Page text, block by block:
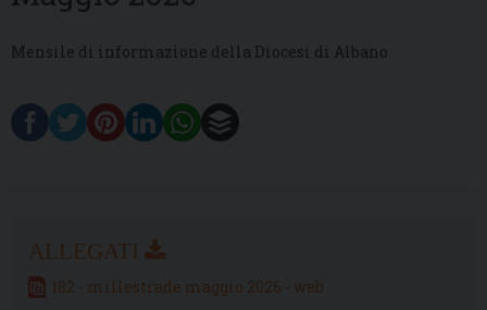
Mensile di informazione della Diocesi di Albano
182 - millestrade maggio 2026 - web